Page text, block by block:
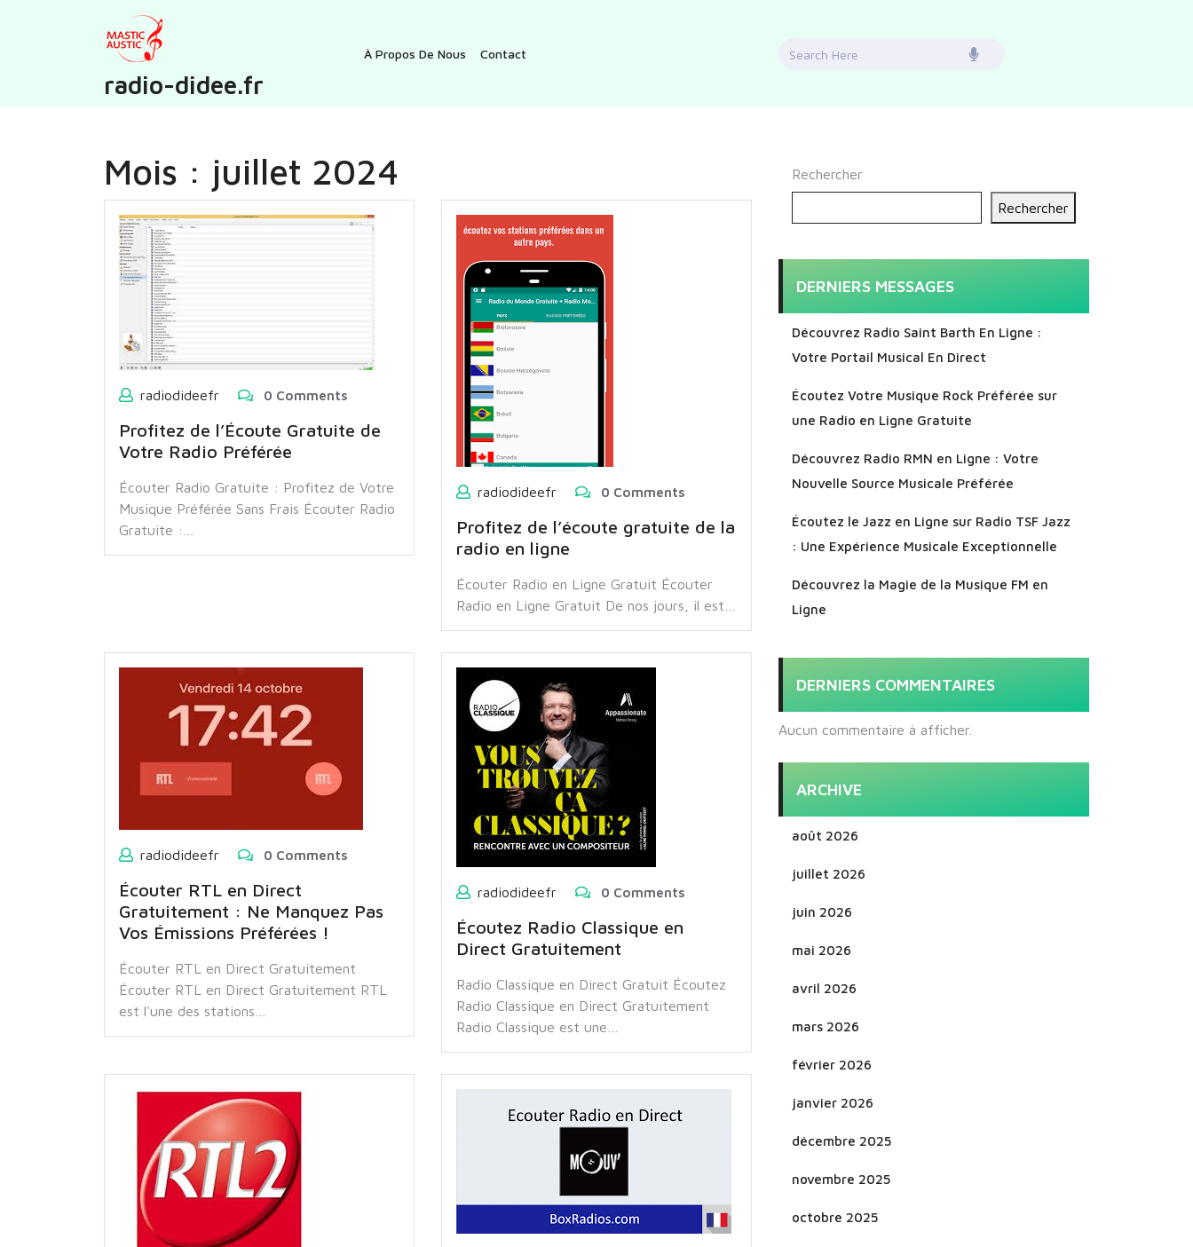
radio-didee.fr
À Propos De Nous Contact
Search
Mois : juillet 2024
radiodideefr 0 Comments
Profitez de l’Écoute Gratuite de
Votre Radio Préférée
Écouter Radio Gratuite : Profitez de Votre
Musique Préférée Sans Frais Écouter Radio
Gratuite :…
radiodideefr 0 Comments
Profitez de l’écoute gratuite de la
radio en ligne
Écouter Radio en Ligne Gratuit Écouter
Radio en Ligne Gratuit De nos jours, il est…
radiodideefr 0 Comments
Écouter RTL en Direct
Gratuitement : Ne Manquez Pas
Vos Émissions Préférées !
Écouter RTL en Direct Gratuitement
Écouter RTL en Direct Gratuitement RTL
est l'une des stations…
radiodideefr 0 Comments
Écoutez Radio Classique en
Direct Gratuitement
Radio Classique en Direct Gratuit Écoutez
Radio Classique en Direct Gratuitement
Radio Classique est une…
Rechercher
Rechercher
DERNIERS MESSAGES
Découvrez Radio Saint Barth En Ligne :
Votre Portail Musical En Direct
Écoutez Votre Musique Rock Préférée sur
une Radio en Ligne Gratuite
Découvrez Radio RMN en Ligne : Votre
Nouvelle Source Musicale Préférée
Écoutez le Jazz en Ligne sur Radio TSF Jazz
: Une Expérience Musicale Exceptionnelle
Découvrez la Magie de la Musique FM en
Ligne
DERNIERS COMMENTAIRES
Aucun commentaire à afficher.
ARCHIVE
août 2026
juillet 2026
juin 2026
mai 2026
avril 2026
mars 2026
février 2026
janvier 2026
décembre 2025
novembre 2025
octobre 2025